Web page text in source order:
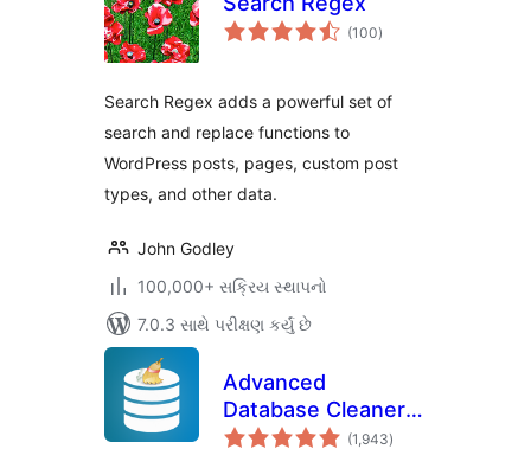
(100કુલ
રેટિંગ્સ
)
Search Regex adds a powerful set of
search and replace functions to
WordPress posts, pages, custom post
types, and other data.
John Godley
100,000+ સક્રિય સ્થાપનો
7.0.3 સાથે પરીક્ષણ કર્યું છે
Advanced
Database Cleaner –
Optimize & Clean
(1,943કુલ
રેટિંગ્સ
)